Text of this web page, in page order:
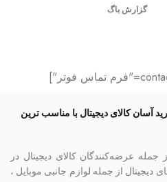
گزارش باگ
آسان کالای دیجیتال با مناسب ترین
عرضه‌کنندگان کالای دیجیتال در
از جمله لوازم جانبی موبایل ،